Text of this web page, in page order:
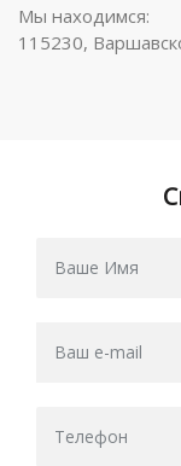
Мы находимся:
115230,